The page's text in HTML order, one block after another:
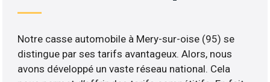
Notre casse automobile à Mery-sur-oise (95) se
distingue par ses tarifs avantageux. Alors, nous
avons développé un vaste réseau national. Cela